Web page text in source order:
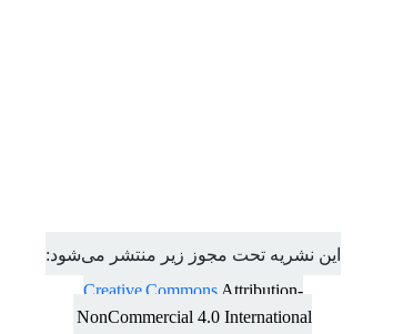
این نشریه تحت مجوز زیر منتشر می‌شود:
Creative Commons Attribution-
NonCommercial 4.0 International